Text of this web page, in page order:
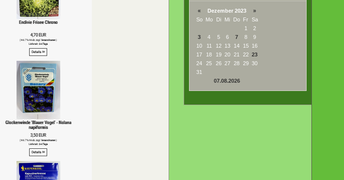
« Dezember 2023
»
So Mo Di Mi Do Fr Sa
1
2
3
4 5 6 7 8
9
10
11 12 13 14 15 16
17
18 19 20 21 22 23
24
25 26 27 28 29 30
31
07.08.2026